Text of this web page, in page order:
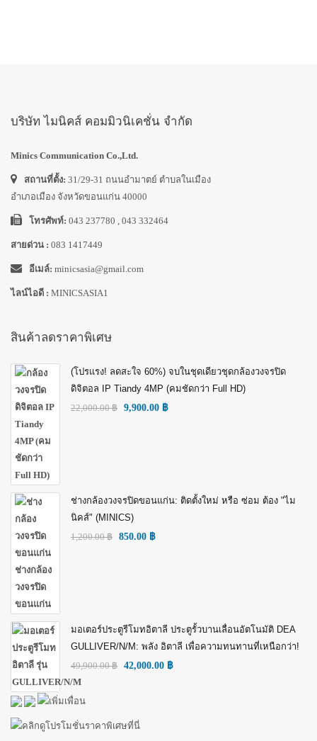
บริษัท ไมนิคส์ คอมมิวนิเคชั่น จำกัด
Minics Communication Co.,Ltd.
สถานที่ตั้ง: 31/29-31 ถนนอำมาตย์ ตำบลในเมือง
อำเภอเมือง จังหวัดขอนแก่น 40000
โทรศัพท์: 043 237780 , 043 332464
สายด่วน : 083 1417449
อีเมล์: minicsasia@gmail.com
ไลน์ไอดี : MINICSASIA1
สินค้าลดราคาพิเศษ
(โปรแรง! ลดสะใจ 60%) จบในชุดเดียวชุดกล้องวงจรปิด
ดิจิตอล IP Tiandy 4MP (คมชัดกว่า Full HD)
22,000.00฿ 9,900.00 ฿
ช่างกล้องวงจรปิดขอนแก่น: ติดตั้งใหม่ หรือ ซ่อม ต้อง "ไม
นิคส์" (MINICS)
1,200.00฿ 850.00 ฿
มอเตอร์ประตูรีโมทอิตาลี ประตูรั้วบานเลื่อนอัตโนมัติ DEA
GULLIVER/N/M: พลัง อิตาลี เพื่อความทนทานที่เหนือกว่า!
49,900.00฿ 42,000.00 ฿